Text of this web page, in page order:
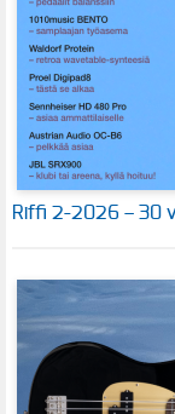
Riffi 2-2026 – 30